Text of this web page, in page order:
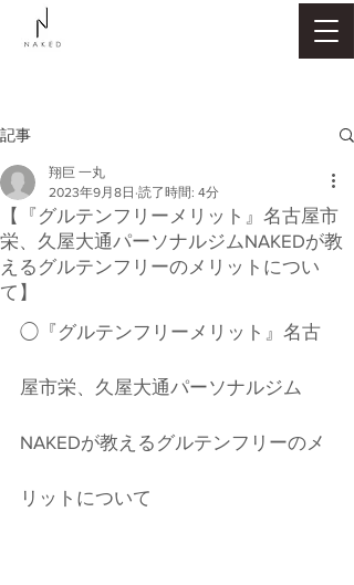
記事
【『グルテンフリーメリット』名古屋市
栄、久屋大通パーソナルジムNAKEDが教
えるグルテンフリーのメリットについ
て】
翔巨 一丸
2023年9月8日 読了時間: 4分
◯『グルテンフリーメリット』名古
屋市栄、久屋大通パーソナルジム
NAKEDが教えるグルテンフリーのメ
リットについて